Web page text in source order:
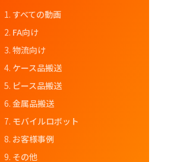
すべての動画
FA向け
物流向け
ケース品搬送
ピース品搬送
金属品搬送
モバイルロボット
お客様事例
その他